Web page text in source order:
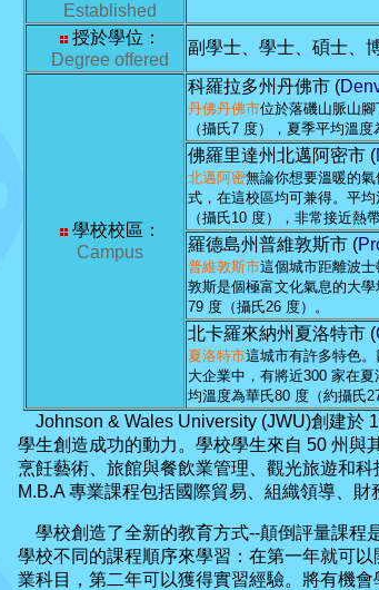
Established
授於學位：
Degree offered
副學士、學士、碩士、
學校校區：
Campus
科羅拉多州丹佛市(
丹佛丹佛市位於落磯山脈山
（攝氏7 度），夏季平均溫度
佛羅里達州北邁阿密市(
北邁阿密無論你想要溫暖的
式，在這校區均可兼得。平均
（攝氏10 度），非常接近熱帶
羅德島州普維敦斯市(
普維敦斯市這個城市距離波
敦斯是個極富文化氣息的大
79 度（攝氏26 度）。
北卡羅來納州夏洛特市(
夏洛特市這城市有許多特色
大企業中，有將近300 家在夏
均溫度為華氏80 度（約攝氏
Johnson & Wales University (JWU)創建於
學生創造成功的動力。學校學生來自 50 州與
烹飪藝術、旅館與餐飲業管理、觀光旅遊和
M.B.A 專業課程包括國際貿易、組織領導、財
學校創造了全新的教育方式--顛倒評量課程
學校不同的課程順序來學習：在第一年就可
業科目，第二年可以獲得實習經驗。將有機